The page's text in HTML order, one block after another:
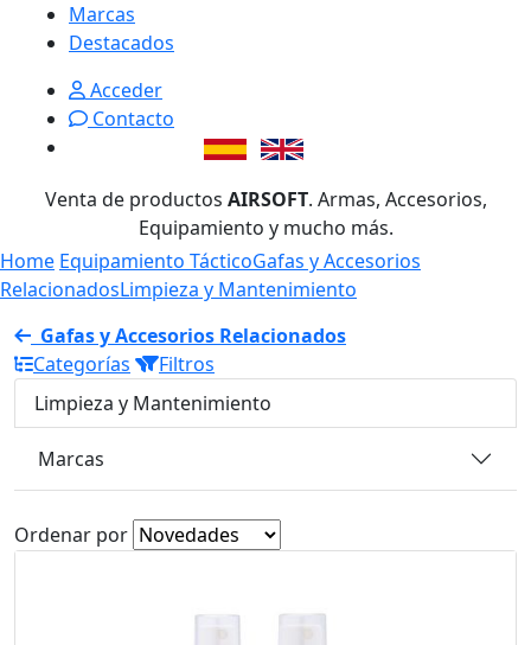
Marcas
Destacados
Acceder
Contacto
Venta de productos AIRSOFT. Armas, Accesorios,
Equipamiento y mucho más.
Home Equipamiento TácticoGafas y Accesorios
RelacionadosLimpieza y Mantenimiento
Gafas y Accesorios Relacionados
Categorías
Filtros
Limpieza y Mantenimiento
Marcas
Ordenar por